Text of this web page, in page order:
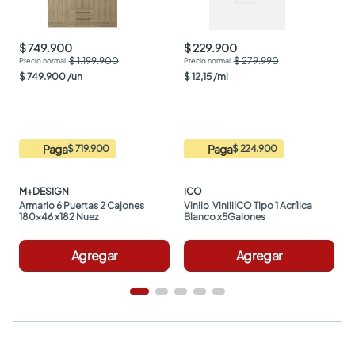
$ 749.900
$ 1.199.900
$749.900 /un
Paga$ 719.900
M+DESIGN
Armario 6 Puertas 2 Cajones
180x46 x182 Nuez
Agregar
$ 229.900
$ 279.990
$12,15 /ml
Paga$ 224.900
ICO
Vinilo  ViniliICO Tipo 1 Acrílica
Blanco x5Galones
Agregar